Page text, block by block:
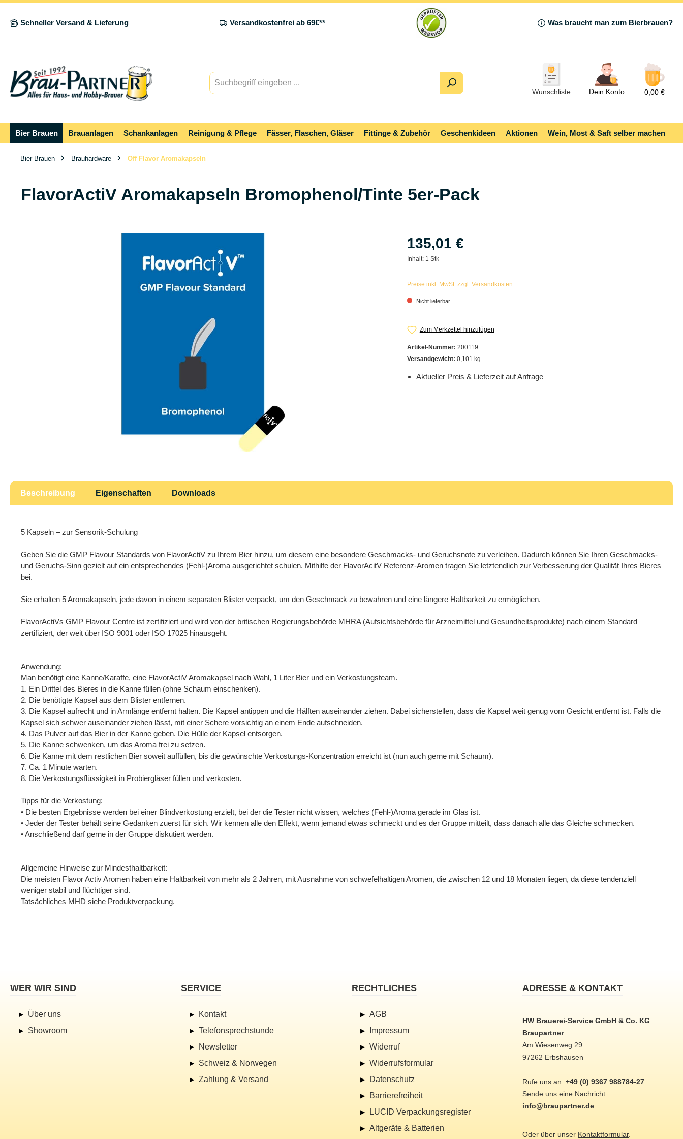
Schneller Versand & Lieferung
Versandkostenfrei ab 69€** Was braucht man zum Bierbrauen?
Wunschliste Dein Konto 0,00 €
Bier Brauen Brauanlagen Schankanlagen Reinigung & Pflege Fässer, Flaschen, Gläser Fittinge & Zubehör Geschenkideen Aktionen Wein, Most & Saft selber machen
Bier Brauen Brauhardware Off Flavor Aromakapseln
FlavorActiV Aromakapseln Bromophenol/Tinte 5er-Pack
135,01 €
Inhalt: 1 Stk
Preise inkl. MwSt. zzgl. Versandkosten
Nicht lieferbar
Zum Merkzettel hinzufügen
Artikel-Nummer: 200119
Versandgewicht: 0,101 kg
Aktueller Preis & Lieferzeit auf Anfrage
Beschreibung Eigenschaften Downloads
5 Kapseln – zur Sensorik-Schulung
Geben Sie die GMP Flavour Standards von FlavorActiV zu Ihrem Bier hinzu, um diesem eine besondere Geschmacks- und Geruchsnote zu verleihen. Dadurch können Sie Ihren Geschmacks-
und Geruchs-Sinn gezielt auf ein entsprechendes (Fehl-)Aroma ausgerichtet schulen. Mithilfe der FlavorAcitV Referenz-Aromen tragen Sie letztendlich zur Verbesserung der Qualität Ihres Bieres
bei.
Sie erhalten 5 Aromakapseln, jede davon in einem separaten Blister verpackt, um den Geschmack zu bewahren und eine längere Haltbarkeit zu ermöglichen.
FlavorActiVs GMP Flavour Centre ist zertifiziert und wird von der britischen Regierungsbehörde MHRA (Aufsichtsbehörde für Arzneimittel und Gesundheitsprodukte) nach einem Standard
zertifiziert, der weit über ISO 9001 oder ISO 17025 hinausgeht.
Anwendung:
Man benötigt eine Kanne/Karaffe, eine FlavorActiV Aromakapsel nach Wahl, 1 Liter Bier und ein Verkostungsteam.
1. Ein Drittel des Bieres in die Kanne füllen (ohne Schaum einschenken).
2. Die benötigte Kapsel aus dem Blister entfernen.
3. Die Kapsel aufrecht und in Armlänge entfernt halten. Die Kapsel antippen und die Hälften auseinander ziehen. Dabei sicherstellen, dass die Kapsel weit genug vom Gesicht entfernt ist. Falls die
Kapsel sich schwer auseinander ziehen lässt, mit einer Schere vorsichtig an einem Ende aufschneiden.
4. Das Pulver auf das Bier in der Kanne geben. Die Hülle der Kapsel entsorgen.
5. Die Kanne schwenken, um das Aroma frei zu setzen.
6. Die Kanne mit dem restlichen Bier soweit auffüllen, bis die gewünschte Verkostungs-Konzentration erreicht ist (nun auch gerne mit Schaum).
7. Ca. 1 Minute warten.
8. Die Verkostungsflüssigkeit in Probiergläser füllen und verkosten.
Tipps für die Verkostung:
• Die besten Ergebnisse werden bei einer Blindverkostung erzielt, bei der die Tester nicht wissen, welches (Fehl-)Aroma gerade im Glas ist.
• Jeder der Tester behält seine Gedanken zuerst für sich. Wir kennen alle den Effekt, wenn jemand etwas schmeckt und es der Gruppe mitteilt, dass danach alle das Gleiche schmecken.
• Anschließend darf gerne in der Gruppe diskutiert werden.
Allgemeine Hinweise zur Mindesthaltbarkeit:
Die meisten Flavor Activ Aromen haben eine Haltbarkeit von mehr als 2 Jahren, mit Ausnahme von schwefelhaltigen Aromen, die zwischen 12 und 18 Monaten liegen, da diese tendenziell
weniger stabil und flüchtiger sind.
Tatsächliches MHD siehe Produktverpackung.
ADRESSE & KONTAKT
HW Brauerei-Service GmbH & Co. KG
Braupartner
Am Wiesenweg 29
97262 Erbshausen
Rufe uns an: +49 (0) 9367 988784-27
Sende uns eine Nachricht:
info@braupartner.de
Oder über unser Kontaktformular.
WER WIR SIND
Über uns
Showroom
SERVICE
Kontakt
Telefonsprechstunde
Newsletter
Schweiz & Norwegen
Zahlung & Versand
RECHTLICHES
AGB
Impressum
Widerruf
Widerrufsformular
Datenschutz
Barrierefreiheit
LUCID Verpackungsregister
Altgeräte & Batterien